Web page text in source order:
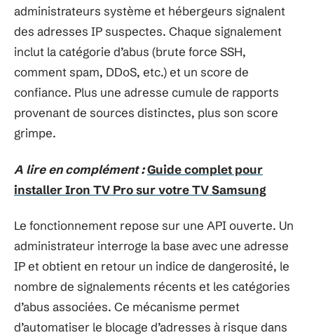
administrateurs système et hébergeurs signalent
des adresses IP suspectes. Chaque signalement
inclut la catégorie d’abus (brute force SSH,
comment spam, DDoS, etc.) et un score de
confiance. Plus une adresse cumule de rapports
provenant de sources distinctes, plus son score
grimpe.
A lire en complément :Guide complet pour
installer Iron TV Pro sur votre TV Samsung
Le fonctionnement repose sur une API ouverte. Un
administrateur interroge la base avec une adresse
IP et obtient en retour un indice de dangerosité, le
nombre de signalements récents et les catégories
d’abus associées. Ce mécanisme permet
d’automatiser le blocage d’adresses à risque dans